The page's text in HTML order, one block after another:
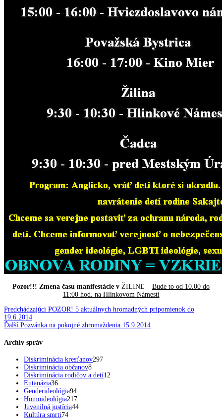
Pozor!!! Zmena času manifestácie v ŽILINE – Bude to od 10.00 do
11:00 hod. na Hlinkovom Námestí
Navigácia
v
Predchádzajúci Predchádzajúci
POZOR! 5 aktuálnych hromadných pripomienok do
19.6.2014
Ďalší Ďalší
Pozvánka na pokojné zhromaždenia 15.9.2014
Archív správ
Diskriminácia kresťanov297
Diskriminácia občanov8
Diskriminácia rodičov a detí12
Eutanázia36
Genderideológia94
Homoideológia217
Juvenilná justícia44
Kultúra smrti74